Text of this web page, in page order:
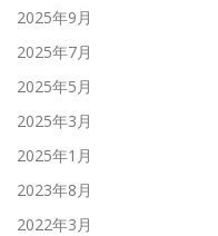
2025年9月
2025年7月
2025年5月
2025年3月
2025年1月
2023年8月
2022年3月